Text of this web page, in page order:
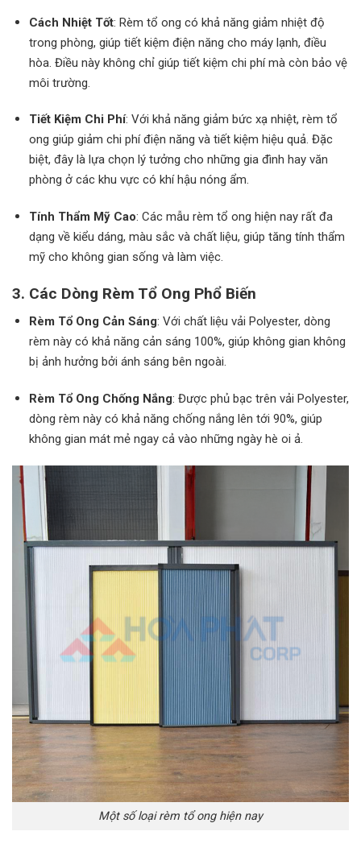
Cách Nhiệt Tốt: Rèm tổ ong có khả năng giảm nhiệt độ
trong phòng, giúp tiết kiệm điện năng cho máy lạnh, điều
hòa. Điều này không chỉ giúp tiết kiệm chi phí mà còn bảo vệ
môi trường.
Tiết Kiệm Chi Phí: Với khả năng giảm bức xạ nhiệt, rèm tổ
ong giúp giảm chi phí điện năng và tiết kiệm hiệu quả. Đặc
biệt, đây là lựa chọn lý tưởng cho những gia đình hay văn
phòng ở các khu vực có khí hậu nóng ẩm.
Tính Thẩm Mỹ Cao: Các mẫu rèm tổ ong hiện nay rất đa
dạng về kiểu dáng, màu sắc và chất liệu, giúp tăng tính thẩm
mỹ cho không gian sống và làm việc.
3. Các Dòng Rèm Tổ Ong Phổ Biến
Rèm Tổ Ong Cản Sáng: Với chất liệu vải Polyester, dòng
rèm này có khả năng cản sáng 100%, giúp không gian không
bị ảnh hưởng bởi ánh sáng bên ngoài.
Rèm Tổ Ong Chống Nắng: Được phủ bạc trên vải Polyester,
dòng rèm này có khả năng chống nắng lên tới 90%, giúp
không gian mát mẻ ngay cả vào những ngày hè oi ả.
Một số loại rèm tổ ong hiện nay